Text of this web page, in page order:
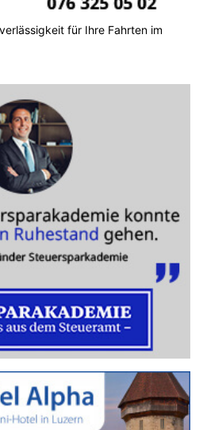
für Ihre Fahrten im